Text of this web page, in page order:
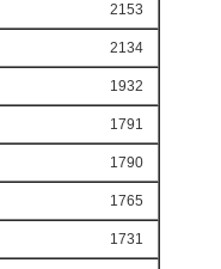
2153
2134
1932
1791
1790
1765
1731